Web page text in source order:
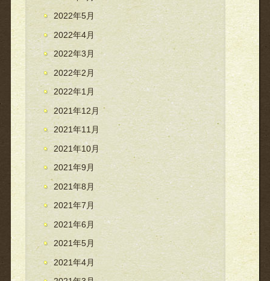
2022年5月
2022年4月
2022年3月
2022年2月
2022年1月
2021年12月
2021年11月
2021年10月
2021年9月
2021年8月
2021年7月
2021年6月
2021年5月
2021年4月